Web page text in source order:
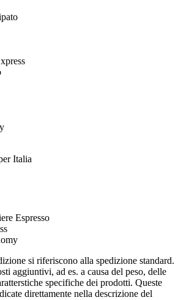
Italia
si riferiscono alla spedizione standard.
aggiuntivi, ad es. a causa del peso, delle
specifiche dei prodotti. Queste
direttamente nella descrizione del